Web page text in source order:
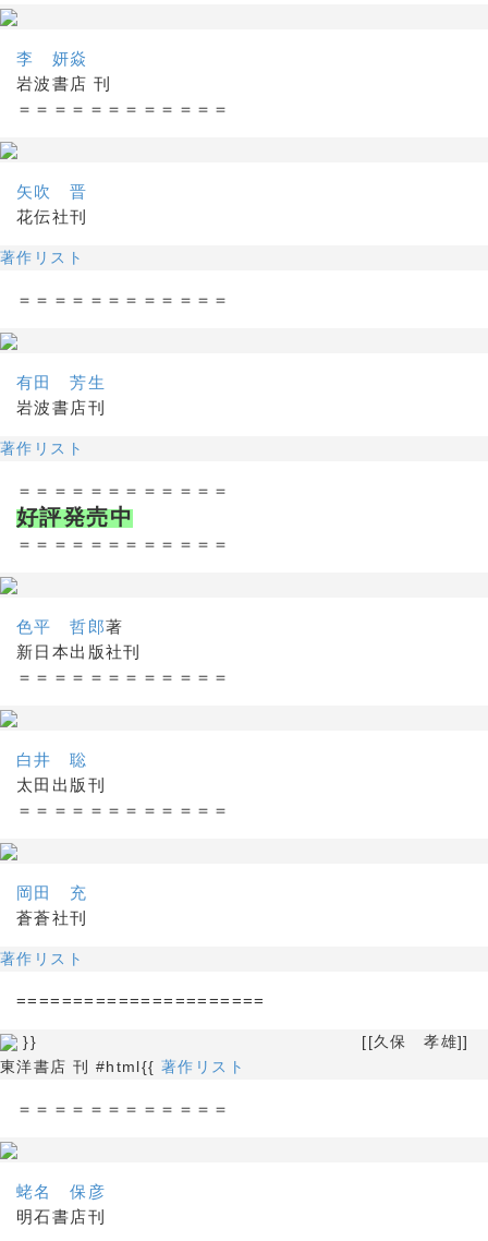
李 妍焱
岩波書店 刊
＝＝＝＝＝＝＝＝＝＝＝＝
矢吹 晋
花伝社刊
著作リスト
＝＝＝＝＝＝＝＝＝＝＝＝
有田 芳生
岩波書店刊
著作リスト
＝＝＝＝＝＝＝＝＝＝＝＝
好評発売中
＝＝＝＝＝＝＝＝＝＝＝＝
色平 哲郎著
新日本出版社刊
＝＝＝＝＝＝＝＝＝＝＝＝
白井 聡
太田出版刊
＝＝＝＝＝＝＝＝＝＝＝＝
岡田 充
蒼蒼社刊
著作リスト
======================
}} [[久保 孝雄]]
東洋書店 刊 #html{{ 著作リスト
＝＝＝＝＝＝＝＝＝＝＝＝
蛯名 保彦
明石書店刊